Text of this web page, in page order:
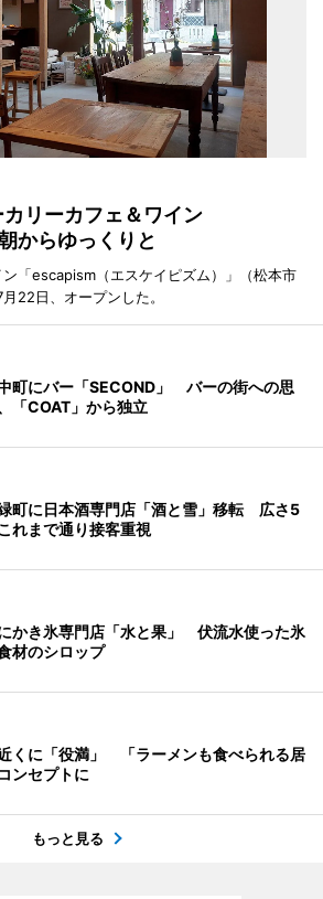
リーカフェ＆ワイン
からゆっくりと
「escapism（エスケイピズム）」（松本市
22日、オープンした。
町にバー「SECOND」 バーの街への思
「COAT」から独立
町に日本酒専門店「酒と雪」移転 広さ5
れまで通り接客重視
かき氷専門店「水と果」 伏流水使った氷
材のシロップ
くに「役満」 「ラーメンも食べられる居
ンセプトに
もっと見る